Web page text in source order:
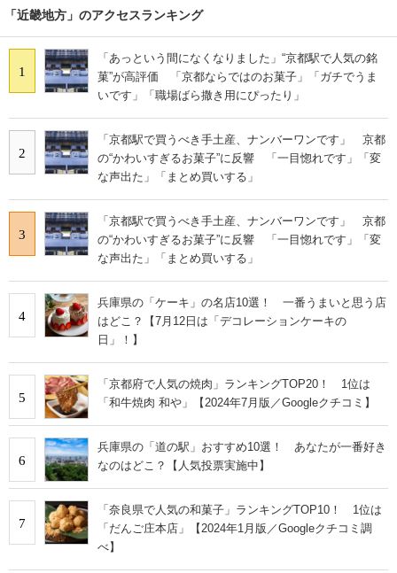
「近畿地方」のアクセスランキング
1
「あっという間になくなりました」“京都駅で人気の銘
菓”が高評価 「京都ならではのお菓子」「ガチでうま
いです」「職場ばら撒き用にぴったり」
2
「京都駅で買うべき手土産、ナンバーワンです」 京都
の“かわいすぎるお菓子”に反響 「一目惚れです」「変
な声出た」「まとめ買いする」
3
「京都駅で買うべき手土産、ナンバーワンです」 京都
の“かわいすぎるお菓子”に反響 「一目惚れです」「変
な声出た」「まとめ買いする」
4
兵庫県の「ケーキ」の名店10選！ 一番うまいと思う店
はどこ？【7月12日は「デコレーションケーキの
日」！】
5
「京都府で人気の焼肉」ランキングTOP20！ 1位は
「和牛焼肉 和や」【2024年7月版／Googleクチコミ】
6
兵庫県の「道の駅」おすすめ10選！ あなたが一番好き
なのはどこ？【人気投票実施中】
7
「奈良県で人気の和菓子」ランキングTOP10！ 1位は
「だんご庄本店」【2024年1月版／Googleクチコミ調
べ】